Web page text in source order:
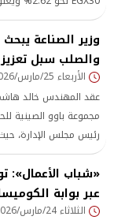
وزير الصناعة
والصلب سبل
الأربعاء 25/مارس/2026 - 11:27 ص
عقد المهندس خالد
مجموعة باوو الصينية
رئيس مجلس الإدارة،
الصناعي والاستثماري
«شباب الأعمال»:
عبر بوابة
الثلاثاء 24/مارس/2026 - 11:20 ص